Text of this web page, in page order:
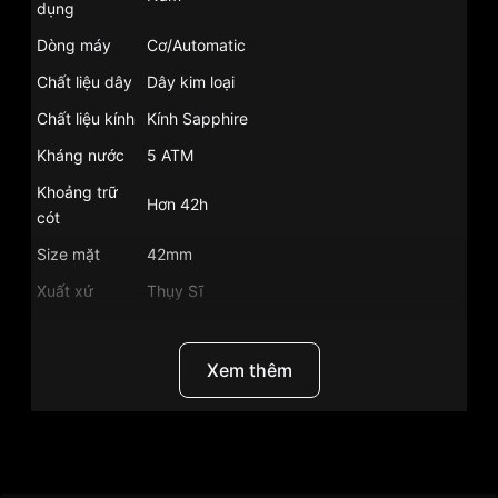
dụng
Dòng máy
Cơ/Automatic
Chất liệu dây
Dây kim loại
Chất liệu kính
Kính Sapphire
Kháng nước
5 ATM
Khoảng trữ
cót
Hơn 42h
Size mặt
42mm
Xuất xứ
Thụy Sĩ
Mặt tròn
Vỏ Màu Vàng Hồng
Xem thêm